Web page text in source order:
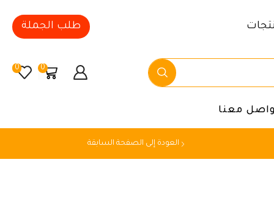
طلب الجملة
0
0
معنا
العودة إلى الصفحة السابقة